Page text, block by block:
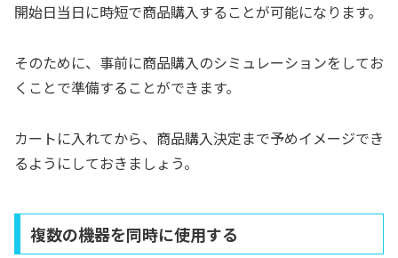
開始日当日に時短で商品購入することが可能になります。
そのために、事前に商品購入のシミュレーションをしてお
くことで準備することができます。
カートに入れてから、商品購入決定まで予めイメージでき
るようにしておきましょう。
複数の機器を同時に使用する